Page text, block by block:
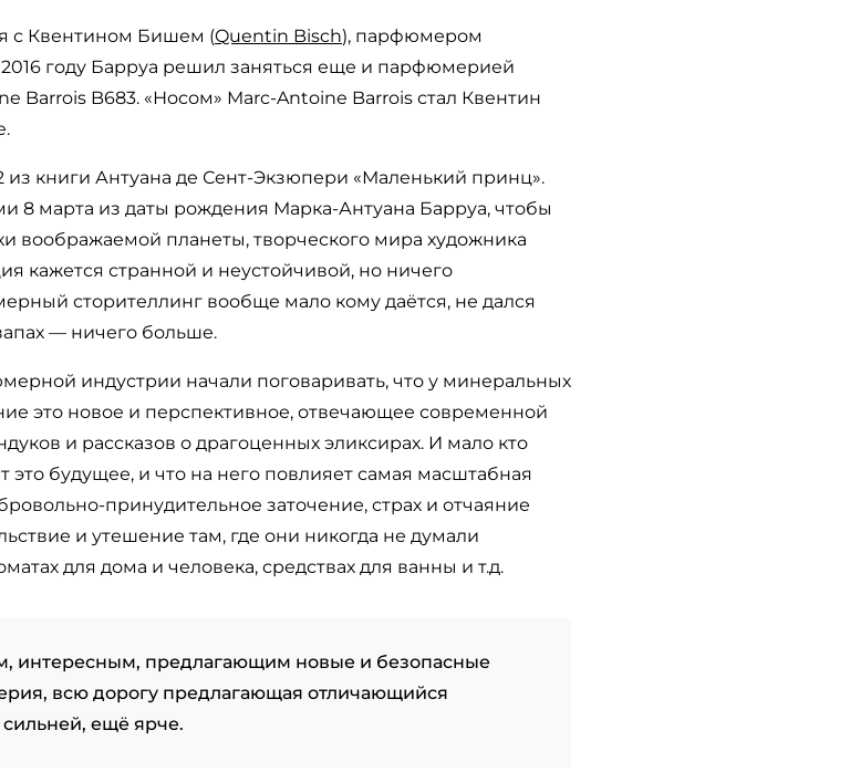
с Квентином Бишем (Quentin Bisch), парфюмером
2016 году Барруа решил заняться еще и парфюмерией
Barrois B683. «Носом» Marc-Antoine Barrois стал Квентин
из книги Антуана де Сент-Экзюпери «Маленький принц».
8 марта из даты рождения Марка-Антуана Барруа, чтобы
воображаемой планеты, творческого мира художника
кажется странной и неустойчивой, но ничего
сторителлинг вообще мало кому даётся, не дался
— ничего больше.
индустрии начали поговаривать, что у минеральных
это новое и перспективное, отвечающее современной
и рассказов о драгоценных эликсирах. И мало кто
это будущее, и что на него повлияет самая масштабная
принудительное заточение, страх и отчаяние
и утешение там, где они никогда не думали
для дома и человека, средствах для ванны и т.д.
интересным, предлагающим новые и безопасные
всю дорогу предлагающая отличающийся
ещё ярче.